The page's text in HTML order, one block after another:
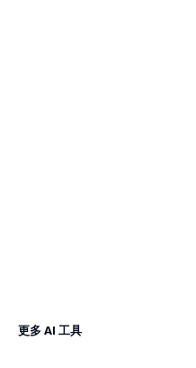
更多 AI 工具